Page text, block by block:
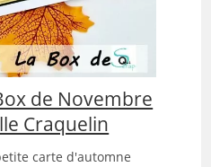
de Novembre
Craquelin
carte d'automne